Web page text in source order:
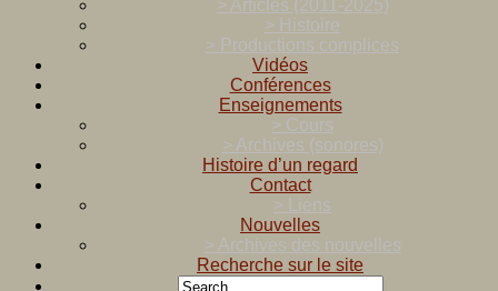
> Articles (2011-2025)
> Histoire
> Productions complices
Vidéos
Conférences
Enseignements
> Cours
> Archives (sonores)
Histoire d’un regard
Contact
> Liens
Nouvelles
> Archives des nouvelles
Recherche sur le site